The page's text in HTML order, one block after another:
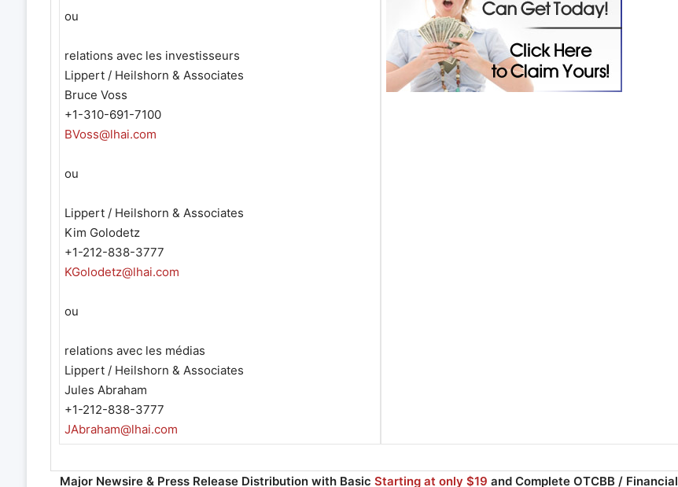
ou
relations avec les investisseurs
Lippert / Heilshorn & Associates
Bruce Voss
+1-310-691-7100
BVoss@lhai.com
ou
Lippert / Heilshorn & Associates
Kim Golodetz
+1-212-838-3777
KGolodetz@lhai.com
ou
relations avec les médias
Lippert / Heilshorn & Associates
Jules Abraham
+1-212-838-3777
JAbraham@lhai.com
Major Newsire & Press Release Distribution with BasicStarting at only $19and Complete OTCBB / Financial